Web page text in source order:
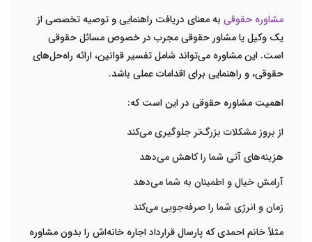
مشاوره حقوقی به معنای دریافت راهنمایی و توصیه تخصصی از
یک وکیل یا مشاور حقوقی مجرب در خصوص مسائل حقوقی
است. این مشاوره می‌تواند شامل تفسیر قوانین، ارائه راه‌حل‌های
حقوقی، و راهنمایی برای اقدامات عملی باشد.
اهمیت مشاوره حقوقی در این است که:
از بروز مشکلات بزرگ‌تر جلوگیری می‌کند
هزینه‌های آتی شما را کاهش می‌دهد
آرامش خیال و اطمینان به شما می‌دهد
زمان و انرژی شما را صرفه‌جویی می‌کند
مثلاً خانم احمدی که پارسال قرارداد اجاره خانه‌اش را بدون مشاوره